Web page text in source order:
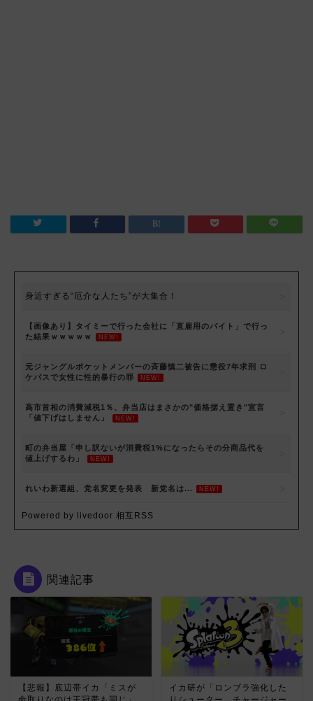
身近すぎる“厄介な人たち”が大集合！
【画像あり】タイミーで行った会社に「直雇用のバイト」で行っ
た結果ｗｗｗｗｗ
NEW!
元ジャングルポケットメンバーの斉藤慎二被告に懲役7年求刑 ロ
ケバスで女性に性的暴行の罪
NEW!
高市首相の消費減税1％、弁当店はまさかの"価格据え置き"宣言
「値下げはしません」
NEW!
町の弁当屋「申し訳ないが消費税1%になったらその分商品代を
値上げするわ」
NEW!
れいわ新選組、党名変更を発表 新党名は... NEW!
Powered by livedoor 相互RSS
関連記事
【悲報】底辺帯イカ「ミスが
イカ研が「ロンブラ強化した